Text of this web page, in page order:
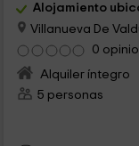
Alojamiento
Villanueva De
0
Alquiler íntegro
5 personas